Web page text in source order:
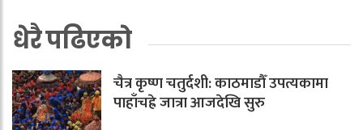
धेरै पढिएको
चैत्र कृष्ण चतुर्दशी: काठमाडौँ उपत्यकामा
पाहाँचह्रे जात्रा आजदेखि सुरु